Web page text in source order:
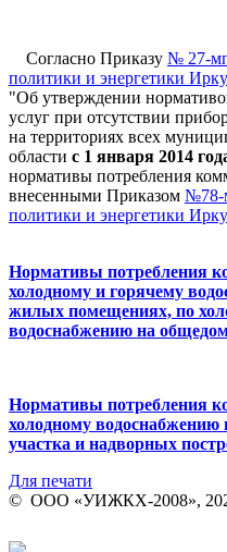
Согласно Приказу № 27-
политики и энергетики
"Об утверждении
услуг при отсутствии
на территориях всех
области с 1 января 2014
нормативы потребления
внесенными Приказом №78-
политики и энергетики
Нормативы потребления
холодному и горячему
жилых помещениях, по
водоснабжению на
Нормативы потребления
холодному водоснабжению
участка и надворных
Для печати
© ООО «УИЖКХ-